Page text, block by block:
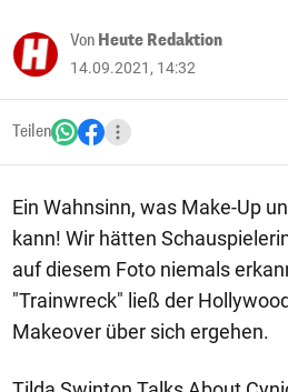
Von Heute Redaktion
14.09.2021, 14:32
Teilen
Ein Wahnsinn, was Make-Up
kann! Wir hätten
auf diesem Foto niemals
"Trainwreck" ließ der
Makeover über sich ergehen.